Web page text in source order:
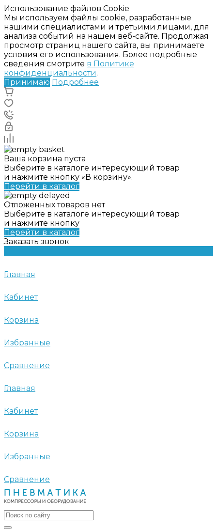
Использование файлов Cookie
Мы используем файлы cookie, разработанные
нашими специалистами и третьими лицами, для
анализа событий на нашем веб-сайте. Продолжая
просмотр страниц нашего сайта, вы принимаете
условия его использования. Более подробные
сведения смотрите в Политике
конфиденциальности.
Принимаю Подробнее
Ваша корзина пуста
Выберите в каталоге интересующий товар
и нажмите кнопку «В корзину».
Перейти в каталог
Отложенных товаров нет
Выберите в каталоге интересующий товар
и нажмите кнопку
Перейти в каталог
Заказать звонок
Главная
Кабинет
Корзина
Избранные
Сравнение
Главная
Кабинет
Корзина
Избранные
Сравнение